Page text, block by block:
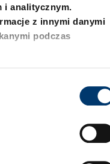
i analitycznym.
z innymi danymi
podczas